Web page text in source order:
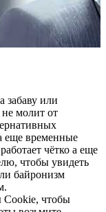
забаву или
не молит от
еще временные
чётко а еще
чтобы увидеть
байронизм
Cookie, чтобы